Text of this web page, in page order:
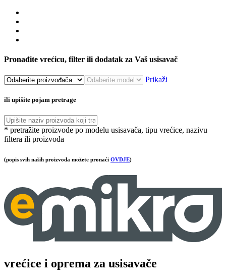
Pronađite vrećicu, filter ili dodatak za Vaš usisavač
Prikaži
ili upišite pojam pretrage
* pretražite proizvode po modelu usisavača, tipu vrećice, nazivu
filtera ili proizvoda
(popis svih naših proizvoda možete pronaći OVDJE)
vrećice i oprema za usisavače